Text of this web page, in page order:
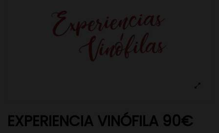
EXPERIENCIA VINÓFILA 90€